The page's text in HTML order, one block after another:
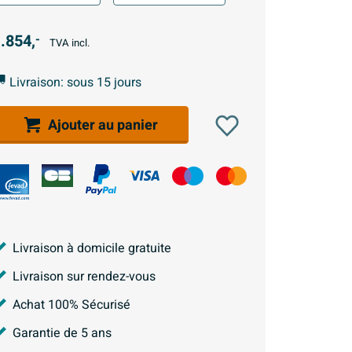
- TVA incl.
Livraison: sous 15 jours
Ajouter au panier
Livraison à domicile gratuite
Livraison sur rendez-vous
Achat 100% Sécurisé
Garantie de 5 ans